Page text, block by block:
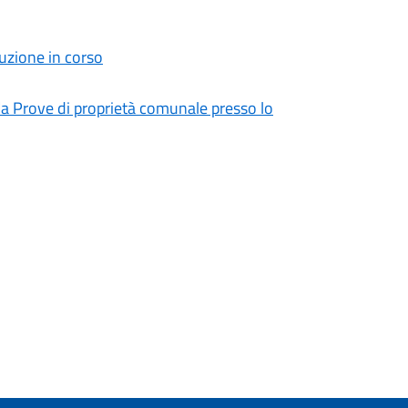
in corso
Prove di proprietà comunale presso lo